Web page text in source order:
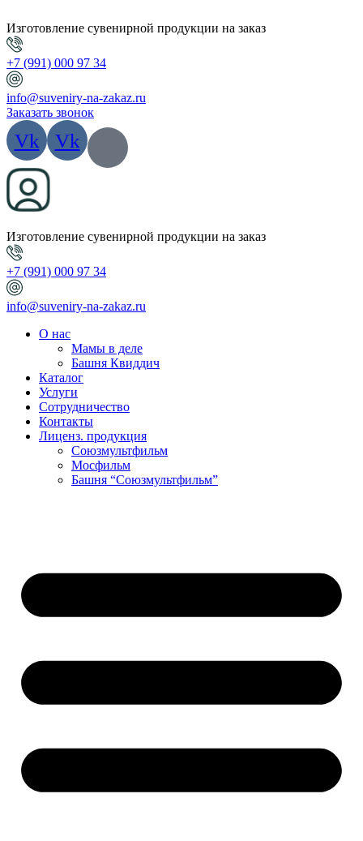
Изготовление сувенирной продукции на заказ
+7 (991) 000 97 34
info@suveniry-na-zakaz.ru
Заказать звонок
Vk Vk
Изготовление сувенирной продукции на заказ
+7 (991) 000 97 34
info@suveniry-na-zakaz.ru
О нас
Мамы в деле
Башня Квиддич
Каталог
Услуги
Сотрудничество
Контакты
Лиценз. продукция
Союзмультфильм
Мосфильм
Башня “Союзмультфильм”